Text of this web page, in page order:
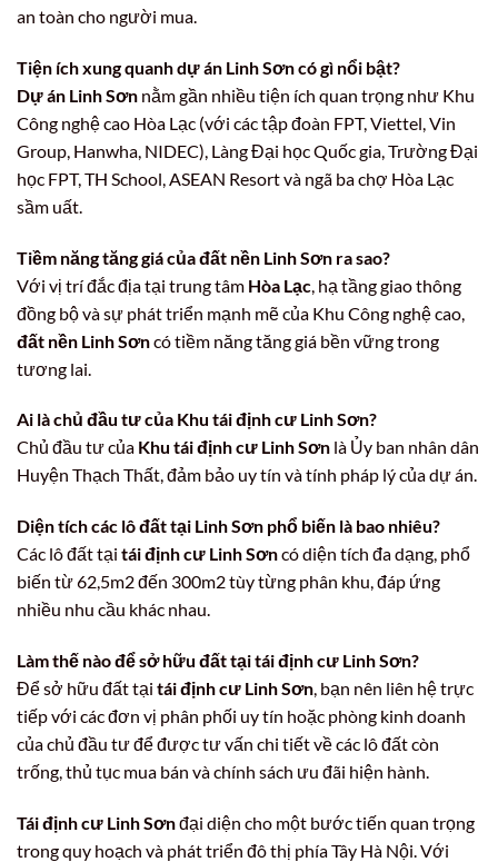
an toàn cho người mua.
Tiện ích xung quanh dự án Linh Sơn có gì nổi bật?
Dự án Linh Sơn nằm gần nhiều tiện ích quan trọng như Khu
Công nghệ cao Hòa Lạc (với các tập đoàn FPT, Viettel, Vin
Group, Hanwha, NIDEC), Làng Đại học Quốc gia, Trường Đại
học FPT, TH School, ASEAN Resort và ngã ba chợ Hòa Lạc
sầm uất.
Tiềm năng tăng giá của đất nền Linh Sơn ra sao?
Với vị trí đắc địa tại trung tâm Hòa Lạc , hạ tầng giao thông
đồng bộ và sự phát triển mạnh mẽ của Khu Công nghệ cao,
đất nền Linh Sơncó tiềm năng tăng giá bền vững trong
tương lai.
Ai là chủ đầu tư của Khu tái định cư Linh Sơn?
Chủ đầu tư của Khu tái định cư Linh Sơn là Ủy ban nhân dân
Huyện Thạch Thất, đảm bảo uy tín và tính pháp lý của dự án.
Diện tích các lô đất tại Linh Sơn phổ biến là bao nhiêu?
Các lô đất tại tái định cư Linh Sơncó diện tích đa dạng, phổ
biến từ 62,5m2 đến 300m2 tùy từng phân khu, đáp ứng
nhiều nhu cầu khác nhau.
Làm thế nào để sở hữu đất tại tái định cư Linh Sơn?
Để sở hữu đất tại tái định cư Linh Sơn, bạn nên liên hệ trực
tiếp với các đơn vị phân phối uy tín hoặc phòng kinh doanh
của chủ đầu tư để được tư vấn chi tiết về các lô đất còn
trống, thủ tục mua bán và chính sách ưu đãi hiện hành.
Tái định cư Linh Sơnđại diện cho một bước tiến quan trọng
trong quy hoạch và phát triển đô thị phía Tây Hà Nội. Với